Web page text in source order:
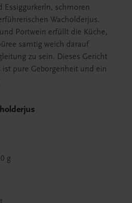
Essiggurkerln, schmoren
Wacholderjus.
Portwein erfüllt die Küche,
samtig weich darauf
zu sein. Dieses Gericht
ist pure Geborgenheit und ein
g